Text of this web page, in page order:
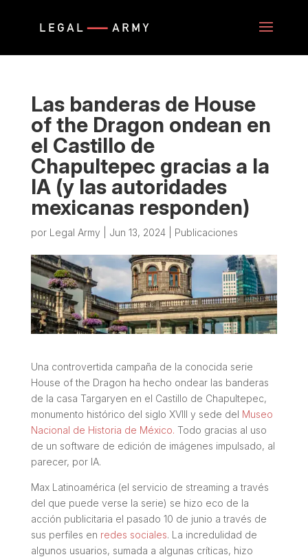
Las banderas de House
of the Dragon ondean en
el Castillo de
Chapultepec gracias a la
IA (y las autoridades
mexicanas responden)
por Legal Army Jun 13, 2024| Publicaciones
Una controvertida campaña de la conocida serie
House of the Dragon ha hecho ondear las banderas
de la casa Targaryen en el Castillo de Chapultepec,
monumento histórico del siglo XVIII y sede del Museo
Nacional de Historia de México. Todo gracias al uso
de un software de edición de imágenes impulsado, al
parecer, por IA.
Max Latinoamérica (el servicio de streaming a través
del que puede verse la serie) se hizo eco de la
acción publicitaria el pasado 10 de junio a través de
sus perfiles en redes sociales. La incredulidad de
algunos usuarios, sumada a algunas críticas, hizo